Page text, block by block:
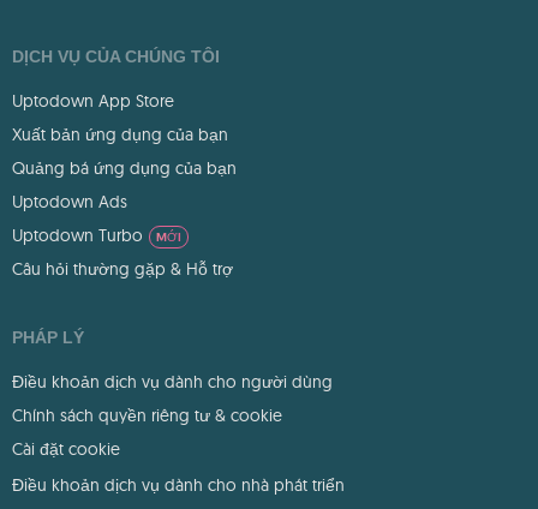
DỊCH VỤ CỦA CHÚNG TÔI
Uptodown App Store
Xuất bản ứng dụng của bạn
Quảng bá ứng dụng của bạn
Uptodown Ads
Uptodown Turbo
MỚI
Câu hỏi thường gặp & Hỗ trợ
PHÁP LÝ
Điều khoản dịch vụ dành cho người dùng
Chính sách quyền riêng tư & cookie
Cài đặt cookie
Điều khoản dịch vụ dành cho nhà phát triển